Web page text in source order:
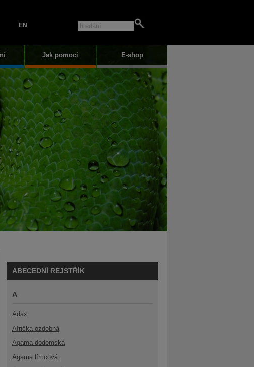
EN
Jak pomoci E-shop
ABECEDNÍ REJSTŘÍK
A
Adax
Afrička ozdobná
Agama dodomská
Agama límcová